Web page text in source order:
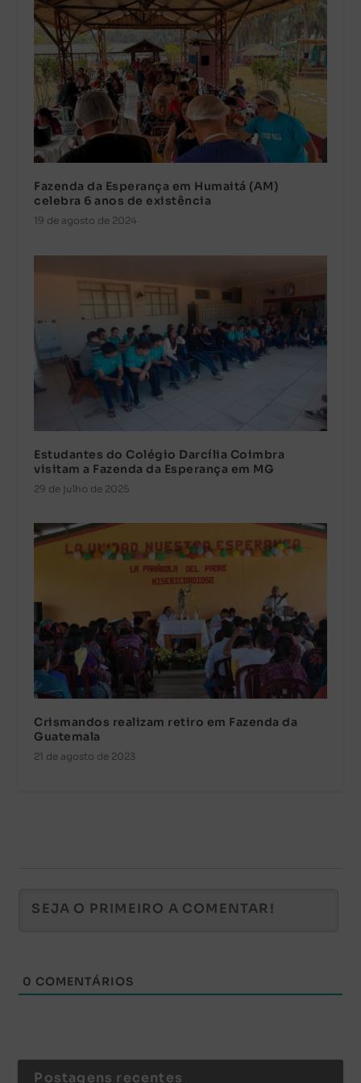
Fazenda da Esperança em Humaitá (AM)
celebra 6 anos de existência
19 de agosto de 2024
Estudantes do Colégio Darcília Coimbra
visitam a Fazenda da Esperança em MG
29 de julho de 2025
Crismandos realizam retiro em Fazenda da
Guatemala
21 de agosto de 2023
0 COMENTÁRIOS
Postagens recentes